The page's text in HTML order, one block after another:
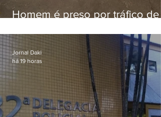
Homem é preso por tráfico de
Jornal Daki
há 19 horas